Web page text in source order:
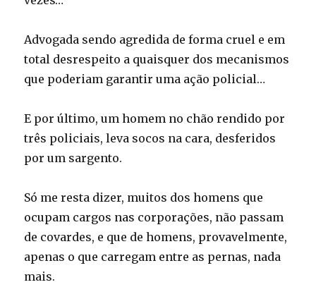
Advogada sendo agredida de forma cruel e em
total desrespeito a quaisquer dos mecanismos
que poderiam garantir uma ação policial…
E por último, um homem no chão rendido por
três policiais, leva socos na cara, desferidos
por um sargento.
Só me resta dizer, muitos dos homens que
ocupam cargos nas corporações, não passam
de covardes, e que de homens, provavelmente,
apenas o que carregam entre as pernas, nada
mais.